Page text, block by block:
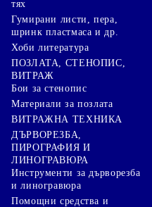
тях
Гумирани листи, пера,
шринк пластмаса и др.
Хоби литература
ПОЗЛАТА, СТЕНОПИС,
ВИТРАЖ
Бои за стенопис
Материали за позлата
ВИТРАЖНА ТЕХНИКА
ДЪРВОРЕЗБА,
ПИРОГРАФИЯ И
ЛИНОГРАВЮРА
Инструменти за дърворезба
и линогравюра
Помощни средства и